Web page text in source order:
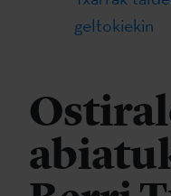
geltokiekin